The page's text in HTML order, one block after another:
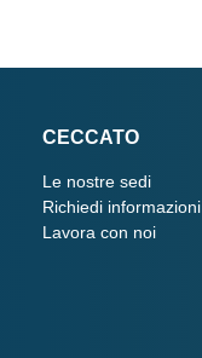
CECCATO
Le nostre sedi
Richiedi informazioni
Lavora con noi